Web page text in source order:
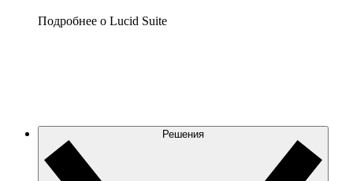
Подробнее о Lucid Suite
Решения